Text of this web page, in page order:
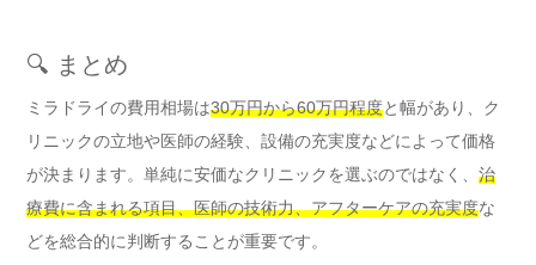
🔍 まとめ
ミラドライの費用相場は30万円から60万円程度と幅があり、ク
リニックの立地や医師の経験、設備の充実度などによって価格
が決まります。単純に安価なクリニックを選ぶのではなく、 治
療費に含まれる項目、医師の技術力、アフターケアの充実度な
どを総合的に判断することが重要です。